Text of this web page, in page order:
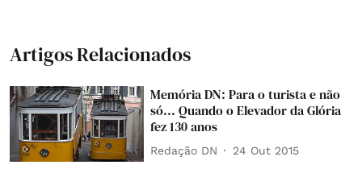
Artigos Relacionados
Memória DN: Para o turista e não
só... Quando o Elevador da Glória
fez 130 anos
Redação DN 24 Out 2015